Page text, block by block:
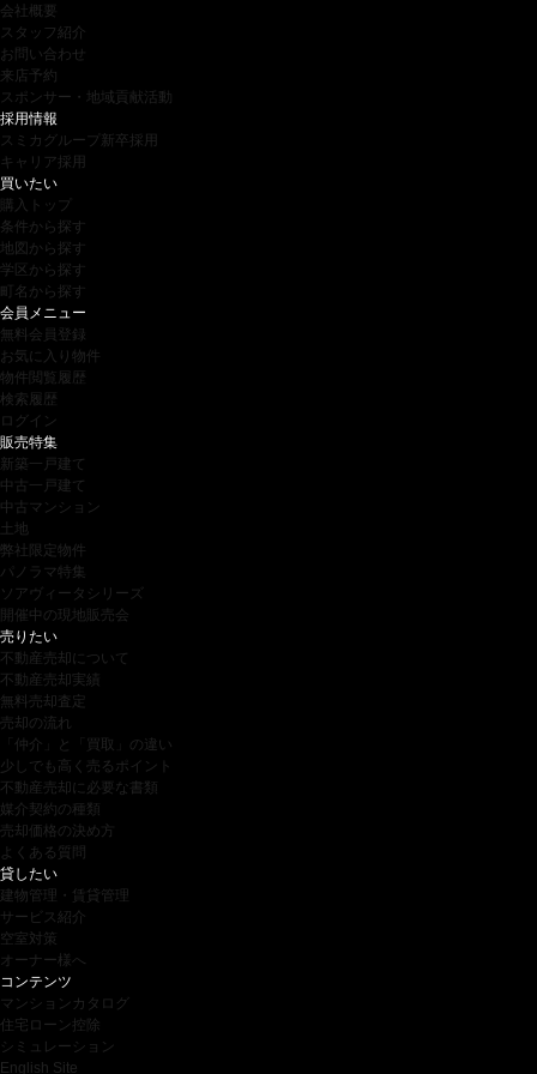
会社概要
スタッフ紹介
お問い合わせ
来店予約
スポンサー・地域貢献活動
採用情報
スミカグループ新卒採用
キャリア採用
買いたい
購入トップ
条件から探す
地図から探す
学区から探す
町名から探す
会員メニュー
無料会員登録
お気に入り物件
物件閲覧履歴
検索履歴
ログイン
販売特集
新築一戸建て
中古一戸建て
中古マンション
土地
弊社限定物件
パノラマ特集
ソアヴィータシリーズ
開催中の現地販売会
売りたい
不動産売却について
不動産売却実績
無料売却査定
売却の流れ
「仲介」と「買取」の違い
少しでも高く売るポイント
不動産売却に必要な書類
媒介契約の種類
売却価格の決め方
よくある質問
貸したい
建物管理・賃貸管理
サービス紹介
空室対策
オーナー様へ
コンテンツ
マンションカタログ
住宅ローン控除
シミュレーション
English Site